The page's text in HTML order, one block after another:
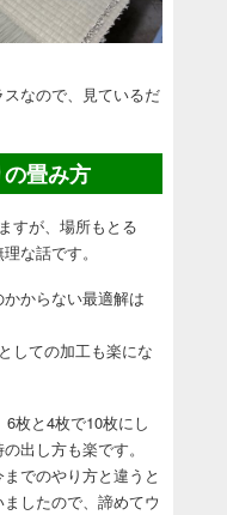
なので、見ているだ
畳み方
すが、場所もとる
な話です。
からない最適解は
しての加工も楽にな
枚と4枚で10枚にし
出し方も楽です。
でのやり方と違うと
したので、諦めてウ